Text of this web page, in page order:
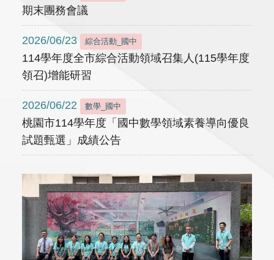
期末團務會議
2026/06/23 綜合活動_國中
114學年度全市綜合活動領域召集人(115學年度
領召)增能研習
2026/06/22 數學_國中
桃園市114學年度「國中數學領域素養導向優良
試題甄選」成績公告